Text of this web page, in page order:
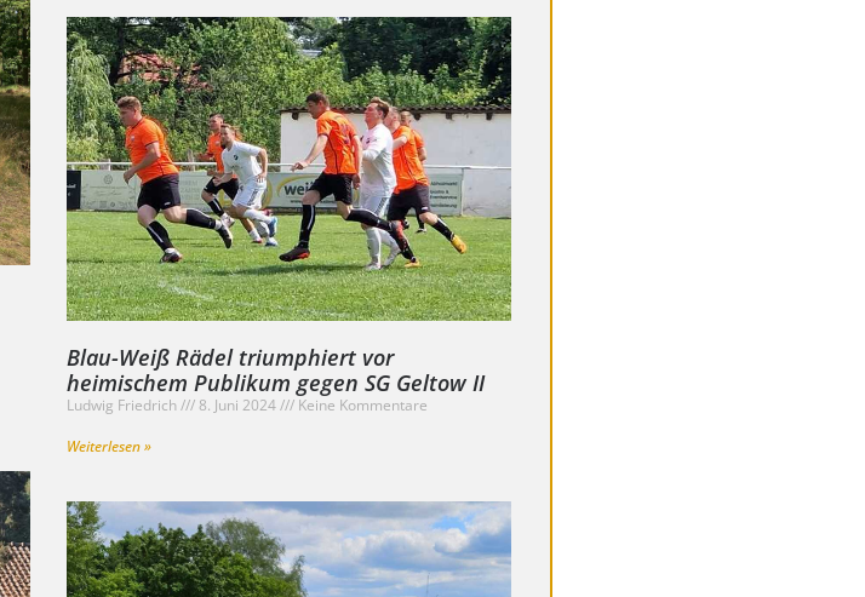
Blau-Weiß Rädel triumphiert vor
heimischem Publikum gegen SG Geltow II
Ludwig Friedrich 8. Juni 2024
Keine Kommentare
Weiterlesen »